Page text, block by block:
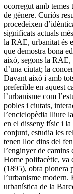
ocorregut amb
de gènere. Curiós
procedeixen
significats actuals
la RAE, urbanitat és
que demostra bona
això, segons la RAE,
d’una ciutat; la
Davant això i amb
preferible en aquest
l’urbanisme com
pobles i ciutats,
l’enciclopèdia lliure
en el disseny físic i la
conjunt, estudia les
tenen lloc dins del
l’enginyer de
Home polifacètic, va
(1895), obra pionera
l’urbanisme modern.
urbanística de la